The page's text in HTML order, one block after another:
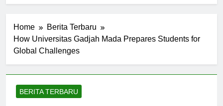
Home
Berita Terbaru
How Universitas Gadjah Mada Prepares Students for
Global Challenges
BERITA TERBARU